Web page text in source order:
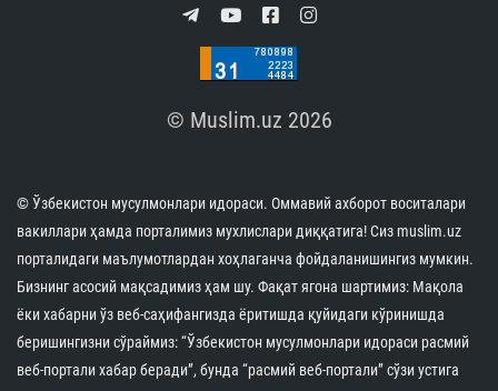
© Muslim.uz 2026
© Ўзбекистон мусулмонлари идораси. Оммавий ахборот воситалари
вакиллари ҳамда порталимиз мухлислари диққатига! Сиз muslim.uz
порталидаги маълумотлардан хоҳлаганча фойдаланишингиз мумкин.
Бизнинг асосий мақсадимиз ҳам шу. Фақат ягона шартимиз: Мақола
ёки хабарни ўз веб-саҳифангизда ёритишда қуйидаги кўринишда
беришингизни сўраймиз: “Ўзбекистон мусулмонлари идораси расмий
веб-портали хабар беради”, бунда “расмий веб-портали” сўзи устига